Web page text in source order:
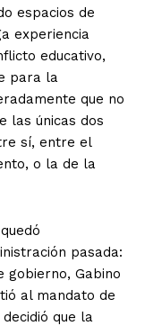
espacios de
experiencia
educativo,
para la
que no
las únicas dos
sí, entre el
o la de la
pasada:
gobierno, Gabino
al mandato de
decidió que la